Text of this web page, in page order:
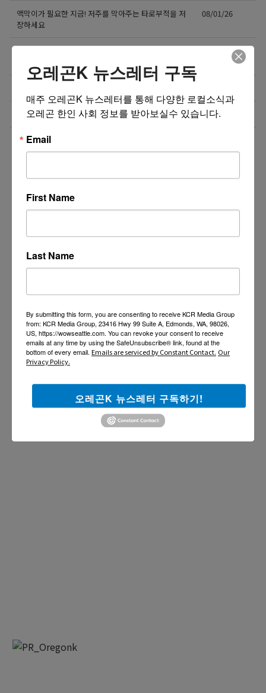
액막이가 필요한 지금! 저주를 막아주는 타로부적을 저
장하세요
08/01/26
08/01/26
비즈니스 웹사이트 제작 프로모션 ($300부터~) 08/01/26
더보기 >>
오레곤K 뉴스레터 구독
매주 오레곤K 뉴스레터를 통해 다양한 로컬소식과
오레곤 한인 사회 정보를 받아보실수 있습니다.
Email
First Name
Last Name
By submitting this form, you are consenting to receive KCR Media Group
from: KCR Media Group, 23416 Hwy 99 Suite A, Edmonds, WA, 98026,
US, https://wowseattle.com. You can revoke your consent to receive
emails at any time by using the SafeUnsubscribe® link, found at the
bottom of every email. Emails are serviced by Constant Contact. Our
Privacy Policy.
오레곤K 뉴스레터 구독하기!